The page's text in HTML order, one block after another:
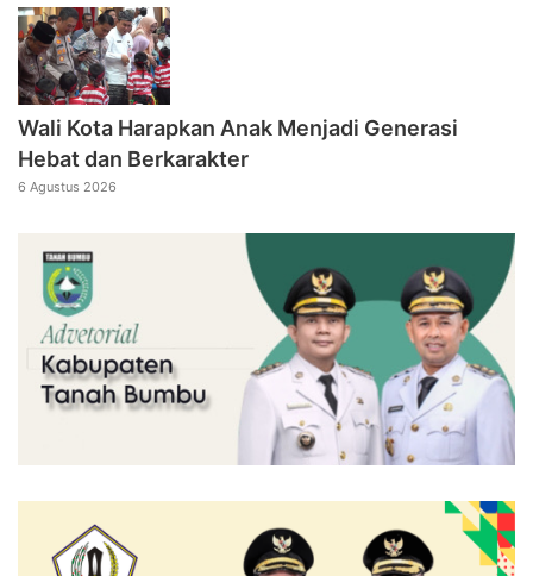
Wali Kota Harapkan Anak Menjadi Generasi
Hebat dan Berkarakter
6 Agustus 2026